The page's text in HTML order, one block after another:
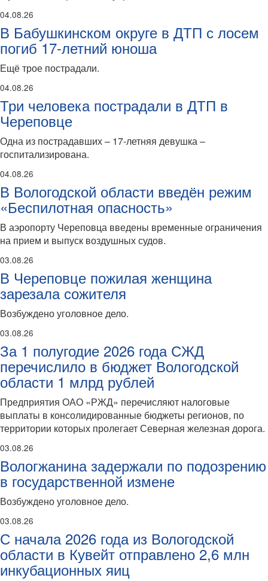
04.08.26
В Бабушкинском округе в ДТП с лосем
погиб 17-летний юноша
Ещё трое пострадали.
04.08.26
Три человека пострадали в ДТП в
Череповце
Одна из пострадавших – 17-летняя девушка –
госпитализирована.
04.08.26
В Вологодской области введён режим
«Беспилотная опасность»
В аэропорту Череповца введены временные ограничения
на прием и выпуск воздушных судов.
03.08.26
В Череповце пожилая женщина
зарезала сожителя
Возбуждено уголовное дело.
03.08.26
За 1 полугодие 2026 года СЖД
перечислило в бюджет Вологодской
области 1 млрд рублей
Предприятия ОАО «РЖД» перечисляют налоговые
выплаты в консолидированные бюджеты регионов, по
территории которых пролегает Северная железная дорога.
03.08.26
Вологжанина задержали по подозрению
в государственной измене
Возбуждено уголовное дело.
03.08.26
С начала 2026 года из Вологодской
области в Кувейт отправлено 2,6 млн
инкубационных яиц